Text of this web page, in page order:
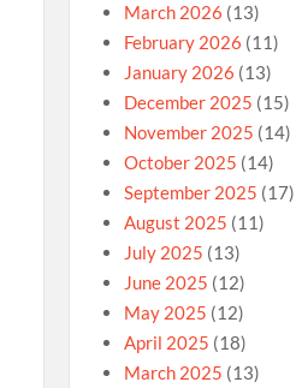
March 2026 (13)
February 2026 (11)
January 2026 (13)
December 2025 (15)
November 2025 (14)
October 2025 (14)
September 2025 (17)
August 2025 (11)
July 2025 (13)
June 2025 (12)
May 2025 (12)
April 2025 (18)
March 2025 (13)